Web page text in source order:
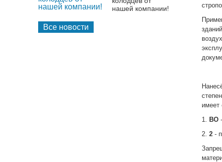
нашей компании!
Все новости
1. ВО
2. 2 -